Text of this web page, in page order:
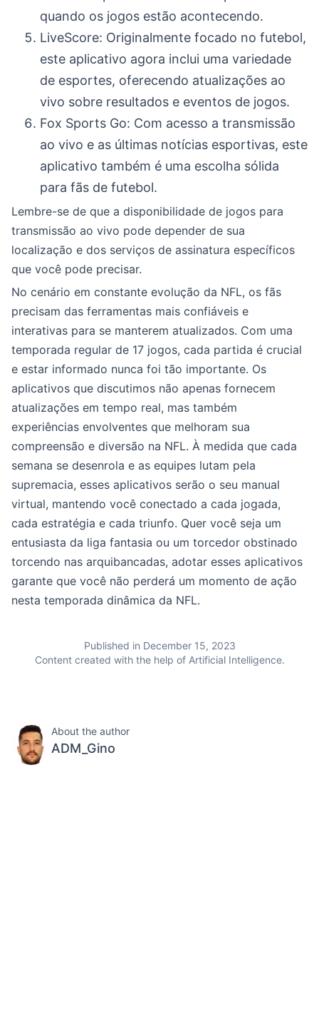
quando os jogos estão acontecendo.
LiveScore: Originalmente focado no futebol,
este aplicativo agora inclui uma variedade
de esportes, oferecendo atualizações ao
vivo sobre resultados e eventos de jogos.
Fox Sports Go: Com acesso a transmissão
ao vivo e as últimas notícias esportivas, este
aplicativo também é uma escolha sólida
para fãs de futebol.
Lembre-se de que a disponibilidade de jogos para
transmissão ao vivo pode depender de sua
localização e dos serviços de assinatura específicos
que você pode precisar.
No cenário em constante evolução da NFL, os fãs
precisam das ferramentas mais confiáveis e
interativas para se manterem atualizados. Com uma
temporada regular de 17 jogos, cada partida é crucial
e estar informado nunca foi tão importante. Os
aplicativos que discutimos não apenas fornecem
atualizações em tempo real, mas também
experiências envolventes que melhoram sua
compreensão e diversão na NFL. À medida que cada
semana se desenrola e as equipes lutam pela
supremacia, esses aplicativos serão o seu manual
virtual, mantendo você conectado a cada jogada,
cada estratégia e cada triunfo. Quer você seja um
entusiasta da liga fantasia ou um torcedor obstinado
torcendo nas arquibancadas, adotar esses aplicativos
garante que você não perderá um momento de ação
nesta temporada dinâmica da NFL.
Published in December 15, 2023
Content created with the help of Artificial Intelligence.
About the author
ADM_Gino